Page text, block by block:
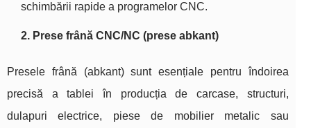
schimbării rapide a programelor CNC.
2. Prese frână CNC/NC (prese abkant)
Presele frână (abkant) sunt esențiale pentru îndoirea
precisă a tablei în producția de carcase, structuri,
dulapuri electrice, piese de mobilier metalic sau